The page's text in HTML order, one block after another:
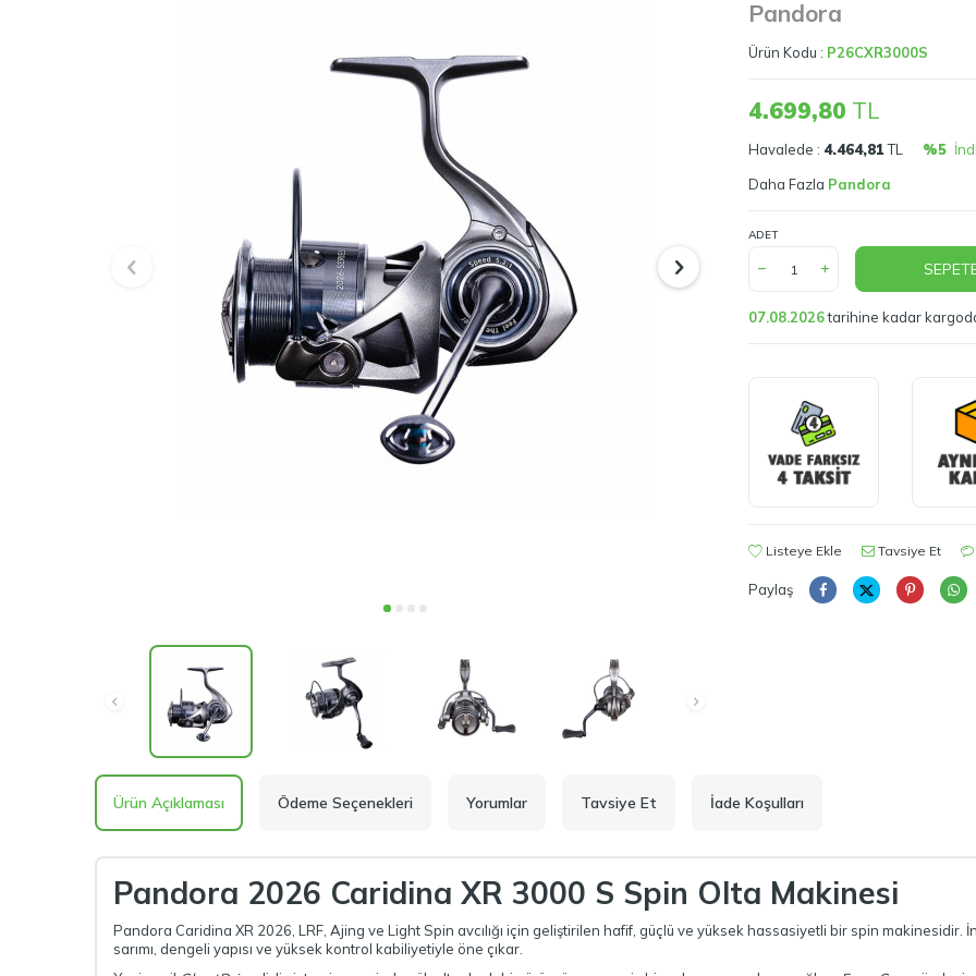
Pandora
Ürün Kodu : P26CXR3000S
4.699,80 TL
Havalede : 4.464,81TL %5
Daha Fazla Pandora
ADET
07.08.2026tarihine kadar
Listeye Ekle Tavsiye Et
Paylaş
Ürün Açıklaması Ödeme Seçenekleri Yorumlar Tavsiye Et İade Koşulları
Pandora 2026 Caridina XR 3000 S Spin Olta Makinesi
Pandora Caridina XR 2026, LRF, Ajing ve Light Spin avcılığı için geliştirilen hafif, güçlü ve yüksek hassasiyetli bir spin makinesidir.
sarımı, dengeli yapısı ve yüksek kontrol kabiliyetiyle öne çıkar.